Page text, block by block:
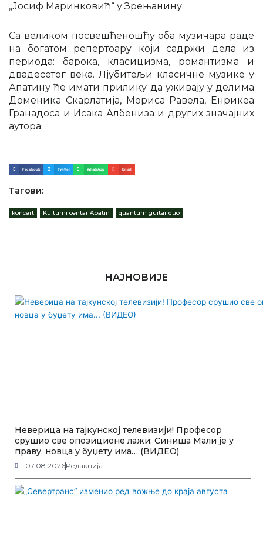
„Јосиф Маринковић“ у Зрењанину.
Са великом посвешћеношћу оба музичара раде
на богатом репертоару који садржи дела из
периода: барока, класицизма, романтизма и
двадесетог века. Лјубитељи класичне музике у
Апатину ће имати прилику да уживају у делима
Доменика Скарлатија, Мориса Равела, Енрикеа
Гранадоса и Исака Албениза и других значајних
аутора.
Facebook Twitter WhatsApp Email
Тагови:
koncert Kulturni centar Apatin quantum guitar duo
НАЈНОВИЈЕ
Неверица на тајкунској телевизији! Професор
срушио све опозиционе лажи: Синиша Мали је у
праву, новца у буџету има… (ВИДЕО)
07.08.2026Редакција